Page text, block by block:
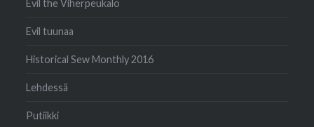
Evil the Viherpeukalo
Evil tuunaa
Historical Sew Monthly 2016
Lehdessä
Putiikki